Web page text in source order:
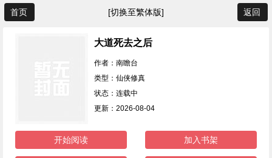
首页 [切换至繁体版] 返回
大道死去之后
作者：南瞻台
类型：仙侠修真
状态：连载中
更新：2026-08-04
开始阅读 加入书架